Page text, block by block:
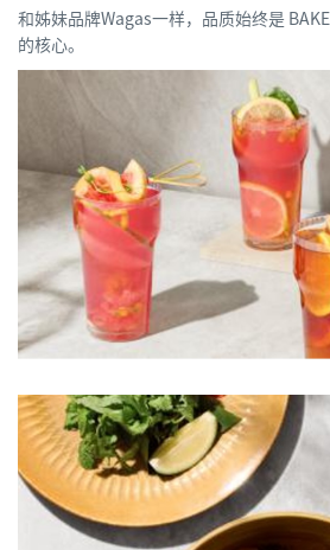
和姊妹品牌Wagas一样，品质始终是
的核心。